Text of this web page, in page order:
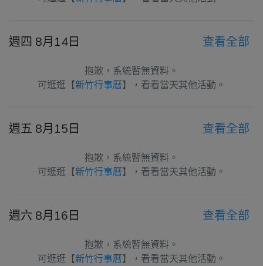
週四 8月14日 查看全部
抱歉，系統暫無資料。
可逛逛【新竹行事曆】，看看當天其他活動。
週五 8月15日 查看全部
抱歉，系統暫無資料。
可逛逛【新竹行事曆】，看看當天其他活動。
週六 8月16日 查看全部
抱歉，系統暫無資料。
可逛逛【新竹行事曆】，看看當天其他活動。